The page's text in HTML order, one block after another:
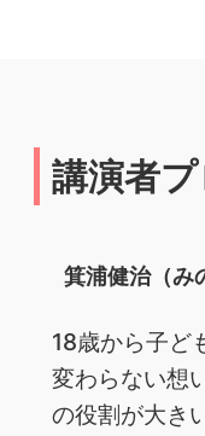
講演者
箕浦健治（み
18歳から子ど
変わらない想
の役割が大き